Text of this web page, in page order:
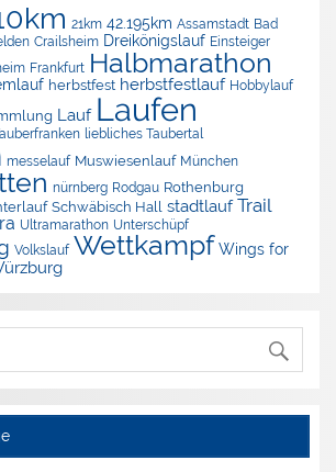
21km 42.195km Assamstadt Bad
Crailsheim Dreikönigslauf Einsteiger
Frankfurt Halbmarathon
herbstfest herbstfestlauf Hobbylauf
Lauf Laufen
liebliches Taubertal
messelauf Muswiesenlauf München
nürnberg Rodgau Rothenburg
Schwäbisch Hall stadtlauf Trail
Ultramarathon Unterschüpf
Volkslauf Wettkampf Wings for